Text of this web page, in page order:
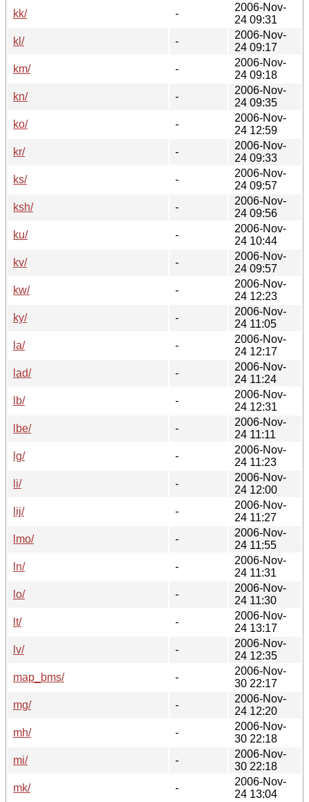
kk/
-
2006-Nov-
24 09:31
kl/
-
2006-Nov-
24 09:17
km/
-
2006-Nov-
24 09:18
kn/
-
2006-Nov-
24 09:35
ko/
-
2006-Nov-
24 12:59
kr/
-
2006-Nov-
24 09:33
ks/
-
2006-Nov-
24 09:57
ksh/
-
2006-Nov-
24 09:56
ku/
-
2006-Nov-
24 10:44
kv/
-
2006-Nov-
24 09:57
kw/
-
2006-Nov-
24 12:23
ky/
-
2006-Nov-
24 11:05
la/
-
2006-Nov-
24 12:17
lad/
-
2006-Nov-
24 11:24
lb/
-
2006-Nov-
24 12:31
lbe/
-
2006-Nov-
24 11:11
lg/
-
2006-Nov-
24 11:23
li/
-
2006-Nov-
24 12:00
lij/
-
2006-Nov-
24 11:27
lmo/
-
2006-Nov-
24 11:55
ln/
-
2006-Nov-
24 11:31
lo/
-
2006-Nov-
24 11:30
lt/
-
2006-Nov-
24 13:17
lv/
-
2006-Nov-
24 12:35
map_bms/
-
2006-Nov-
30 22:17
mg/
-
2006-Nov-
24 12:20
mh/
-
2006-Nov-
30 22:18
mi/
-
2006-Nov-
30 22:18
mk/
-
2006-Nov-
24 13:04